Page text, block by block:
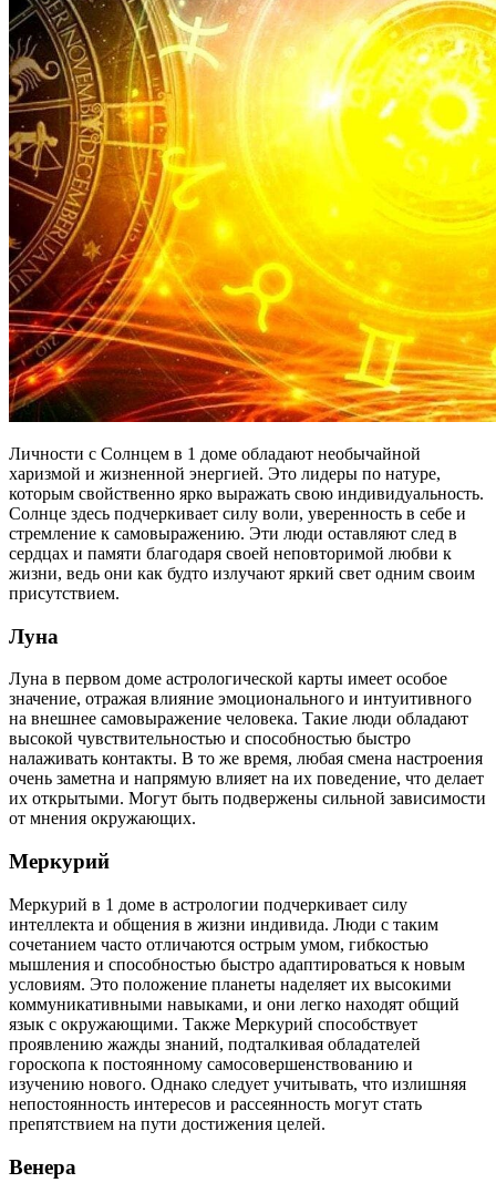
Личности с Солнцем в 1 доме обладают необычайной
харизмой и жизненной энергией. Это лидеры по натуре,
которым свойственно ярко выражать свою индивидуальность.
Солнце здесь подчеркивает силу воли, уверенность в себе и
стремление к самовыражению. Эти люди оставляют след в
сердцах и памяти благодаря своей неповторимой любви к
жизни, ведь они как будто излучают яркий свет одним своим
присутствием.
Луна
Луна в первом доме астрологической карты имеет особое
значение, отражая влияние эмоционального и интуитивного
на внешнее самовыражение человека. Такие люди обладают
высокой чувствительностью и способностью быстро
налаживать контакты. В то же время, любая смена настроения
очень заметна и напрямую влияет на их поведение, что делает
их открытыми. Могут быть подвержены сильной зависимости
от мнения окружающих.
Меркурий
Меркурий в 1 доме в астрологии подчеркивает силу
интеллекта и общения в жизни индивида. Люди с таким
сочетанием часто отличаются острым умом, гибкостью
мышления и способностью быстро адаптироваться к новым
условиям. Это положение планеты наделяет их высокими
коммуникативными навыками, и они легко находят общий
язык с окружающими. Также Меркурий способствует
проявлению жажды знаний, подталкивая обладателей
гороскопа к постоянному самосовершенствованию и
изучению нового. Однако следует учитывать, что излишняя
непостоянность интересов и рассеянность могут стать
препятствием на пути достижения целей.
Венера